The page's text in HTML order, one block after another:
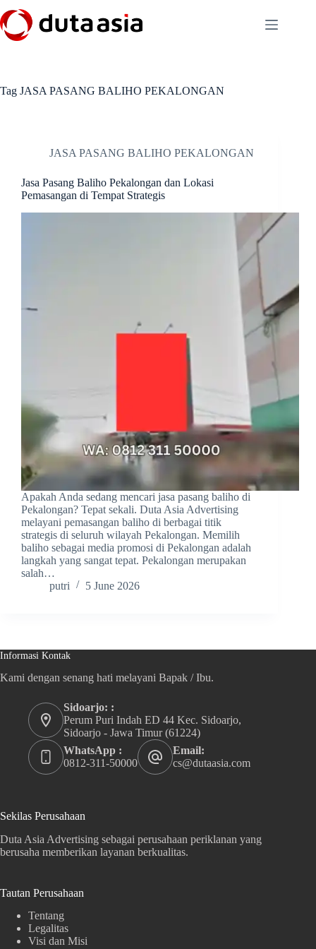
to
content
Tag JASA PASANG BALIHO PEKALONGAN
JASA PASANG BALIHO PEKALONGAN
Jasa Pasang Baliho Pekalongan dan Lokasi
Pemasangan di Tempat Strategis
Apakah Anda sedang mencari jasa pasang baliho di
Pekalongan? Tepat sekali. Duta Asia Advertising
melayani pemasangan baliho di berbagai titik
strategis di seluruh wilayah Pekalongan. Memilih
baliho sebagai media promosi di Pekalongan adalah
langkah yang sangat tepat. Pekalongan merupakan
salah…
putri
5 June 2026
Informasi Kontak
Kami dengan senang hati melayani Bapak / Ibu.
Sidoarjo: :
Perum Puri Indah ED 44 Kec. Sidoarjo,
Sidoarjo - Jawa Timur (61224)
WhatsApp :
0812-311-50000
Email:
cs@dutaasia.com
Sekilas Perusahaan
Duta Asia Advertising sebagai perusahaan periklanan yang
berusaha memberikan layanan berkualitas.
Tautan Perusahaan
Tentang
Legalitas
Visi dan Misi